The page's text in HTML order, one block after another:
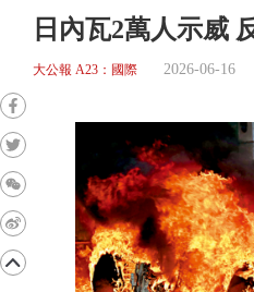
日內瓦2萬人示威
大公報 A23：國際 2026-06-16